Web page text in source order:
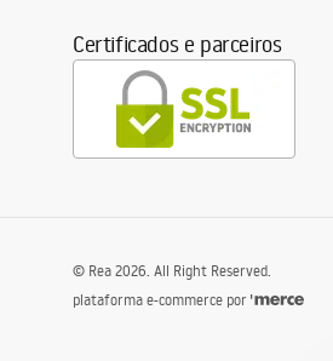
Certificados e parceiros
© Rea 2026. All Right Reserved.
plataforma e-commerce por